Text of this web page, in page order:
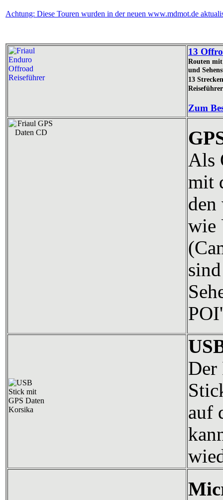
Achtung: Diese Touren wurden in der neuen www.mdmot.de
13
Routen
und
13
Zum
Als
mit
den
wie
Der
auf